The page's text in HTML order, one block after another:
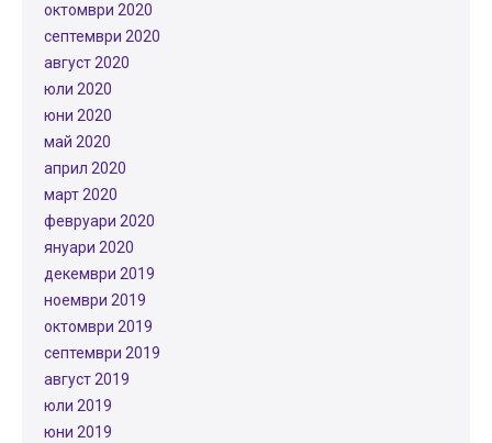
октомври 2020
септември 2020
август 2020
юли 2020
юни 2020
май 2020
април 2020
март 2020
февруари 2020
януари 2020
декември 2019
ноември 2019
октомври 2019
септември 2019
август 2019
юли 2019
юни 2019